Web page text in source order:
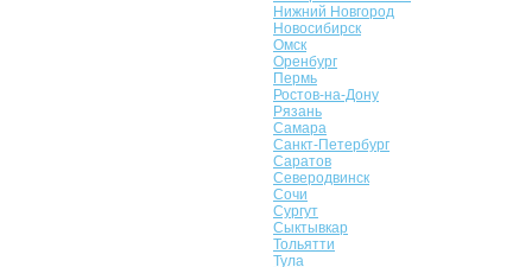
Нижний Новгород
Новосибирск
Омск
Оренбург
Пермь
Ростов-на-Дону
Рязань
Самара
Санкт-Петербург
Саратов
Северодвинск
Сочи
Сургут
Сыктывкар
Тольятти
Тула